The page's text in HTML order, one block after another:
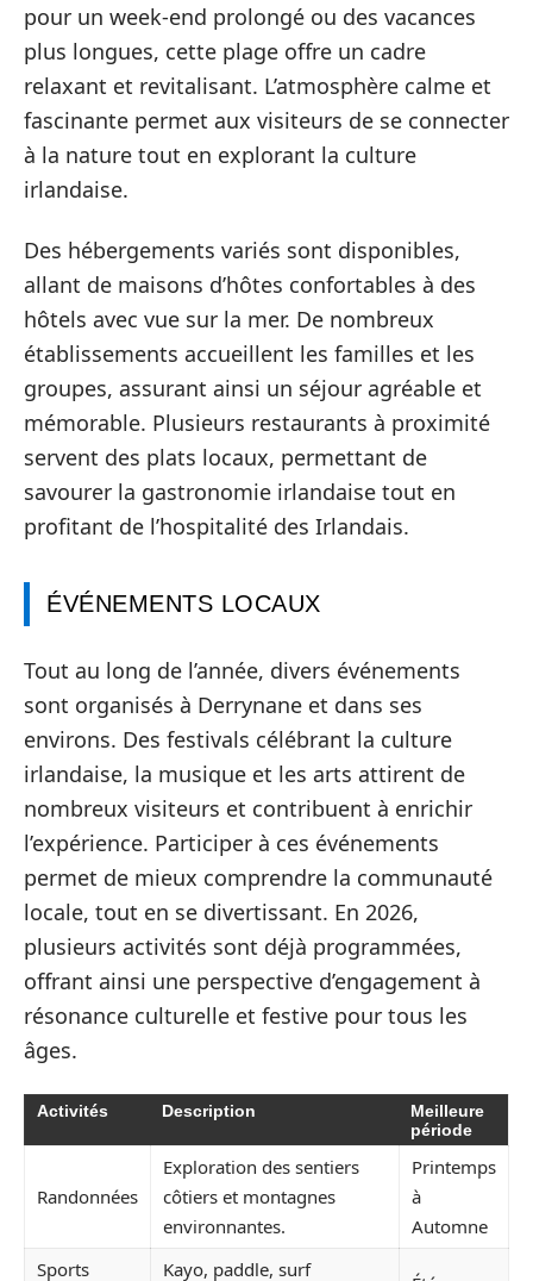
pour un week-end prolongé ou des vacances
plus longues, cette plage offre un cadre
relaxant et revitalisant. L’atmosphère calme et
fascinante permet aux visiteurs de se connecter
à la nature tout en explorant la culture
irlandaise.
Des hébergements variés sont disponibles,
allant de maisons d’hôtes confortables à des
hôtels avec vue sur la mer. De nombreux
établissements accueillent les familles et les
groupes, assurant ainsi un séjour agréable et
mémorable. Plusieurs restaurants à proximité
servent des plats locaux, permettant de
savourer la gastronomie irlandaise tout en
profitant de l’hospitalité des Irlandais.
ÉVÉNEMENTS LOCAUX
Tout au long de l’année, divers événements
sont organisés à Derrynane et dans ses
environs. Des festivals célébrant la culture
irlandaise, la musique et les arts attirent de
nombreux visiteurs et contribuent à enrichir
l’expérience. Participer à ces événements
permet de mieux comprendre la communauté
locale, tout en se divertissant. En 2026,
plusieurs activités sont déjà programmées,
offrant ainsi une perspective d’engagement à
résonance culturelle et festive pour tous les
âges.
Activités Description
Meilleure
période
Randonnées
Exploration des sentiers
côtiers et montagnes
environnantes.
Printemps
à
Automne
Sports
Kayo, paddle, surf